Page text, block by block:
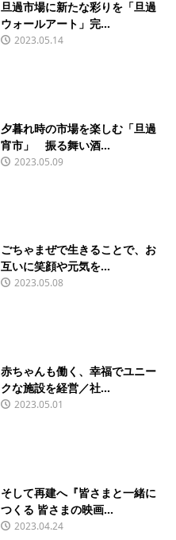
旦過市場に新たな彩りを「旦過
ウォールアート」完...
2023.05.14
夕暮れ時の市場を楽しむ「旦過
宵市」 振る舞い酒...
2023.05.09
ごちゃまぜで生きることで、お
互いに笑顔や元気を...
2023.05.08
赤ちゃんも働く、幸福でユニー
クな施設を経営／社...
2023.05.01
そして再建へ『皆さまと一緒に
つくる 皆さまの映画...
2023.04.24